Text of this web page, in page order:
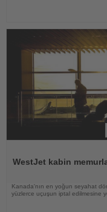
WestJet kabin
Kanada'nın en yoğun seyahat
yüzlerce uçuşun iptal edilmesine